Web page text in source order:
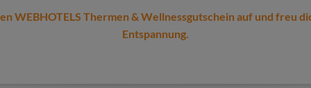
WEBHOTELS Thermen & Wellnessgutschein auf und freu
Entspannung.